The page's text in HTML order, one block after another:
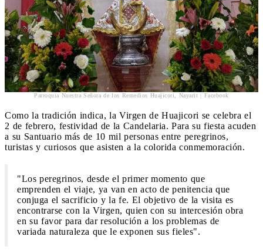
Parroquia Nuestra Señora de los Remedios Huajicori, Nayarit | Facebook
Como la tradición indica, la Virgen de Huajicori se celebra el
2 de febrero, festividad de la Candelaria. Para su fiesta acuden
a su Santuario más de 10 mil personas entre peregrinos,
turistas y curiosos que asisten a la colorida conmemoración.
"Los peregrinos, desde el primer momento que
emprenden el viaje, ya van en acto de penitencia que
conjuga el sacrificio y la fe. El objetivo de la visita es
encontrarse con la Virgen, quien con su intercesión obra
en su favor para dar resolución a los problemas de
variada naturaleza que le exponen sus fieles".